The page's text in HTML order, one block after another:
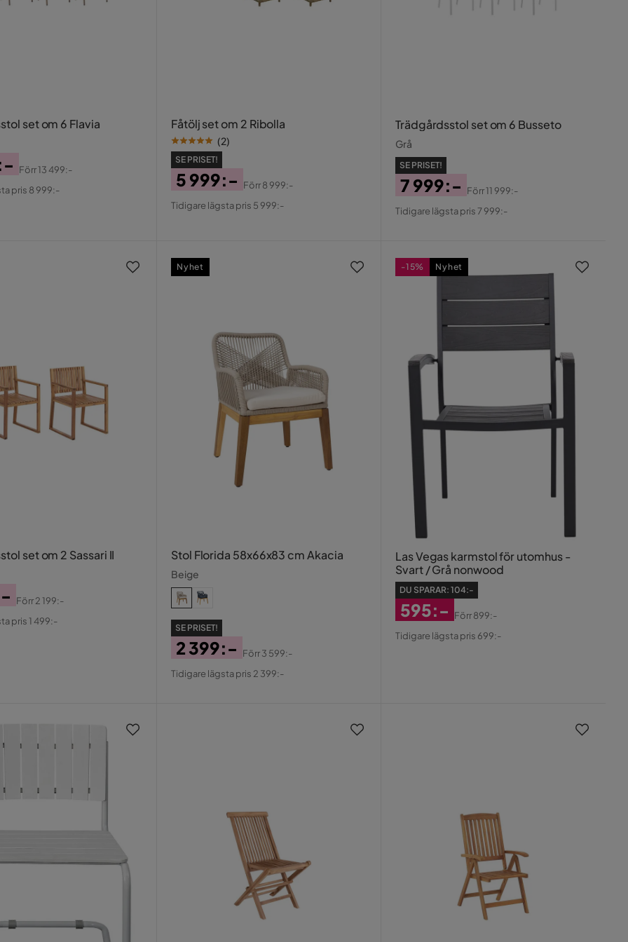
set om 6 Flavia
Förr13 499:-
pris 8 999:-
Fåtölj set om 2 Ribolla
(2)
SE PRISET!
Pris
5 999:-
Original
Förr8 999:-
Tidigare lägsta pris 5 999:-
Trädgårdsstol set om 6 Busseto
Grå
SE PRISET!
Pris
7 999:-
Original
Förr11 999:-
Tidigare lägsta pris 7 999:-
set om 2 Sassari II
Förr2 199:-
pris 1 499:-
Stol Florida 58x66x83 cm Akacia
Beige
SE PRISET!
Pris
2 399:-
Original
Förr3 599:-
Tidigare lägsta pris 2 399:-
Nyhet
Las Vegas karmstol för utomhus -
Svart / Grå nonwood
DU SPARAR: 104:-
Rabatterat
595:-
Original
Förr899:-
Tidigare lägsta pris 699:-
-15% Nyhet